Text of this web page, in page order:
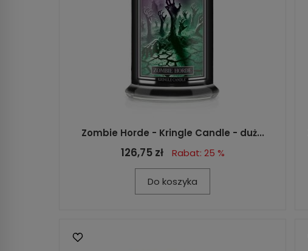
Zombie Horde - Kringle Candle - duż...
126,75 zł Rabat: 25 %
Do koszyka